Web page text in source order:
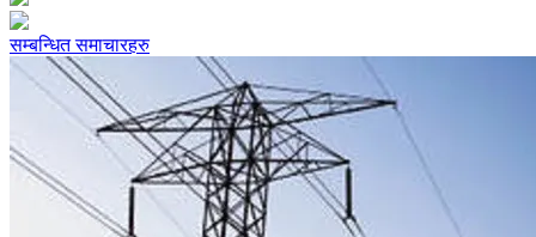
सम्बन्धित समाचारहरु